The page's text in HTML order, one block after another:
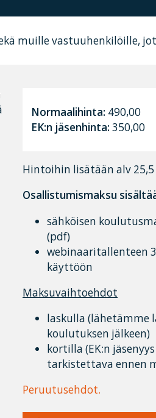
muille vastuuhenkilöille,
Normaalihinta: 490,00
EK:n jäsenhinta: 350,00
Hintoihin lisätään alv 25,5
Osallistumismaksu
sähköisen
(pdf)
webinaaritallenteen
käyttöön
Maksuvaihtoehdot
laskulla (lähetämme
koulutuksen jälkeen)
kortilla (EK:n jäsenyys
tarkistettava ennen
Peruutusehdot.